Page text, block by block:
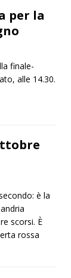
per la
finale-
alle 14.30.
è la
scorsi. È
rossa